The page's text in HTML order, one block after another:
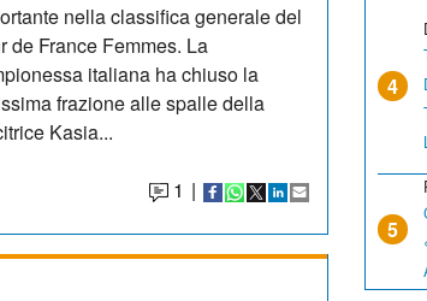
nella classifica generale del
de France Femmes. La
italiana ha chiuso la
frazione alle spalle della
Kasia...
1 |
4
5